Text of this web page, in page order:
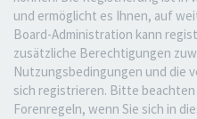
und ermöglicht es Ihnen, auf
Board-Administration kann
zusätzliche Berechtigungen
Nutzungsbedingungen und die
sich registrieren. Bitte beachten
Forenregeln, wenn Sie sich in